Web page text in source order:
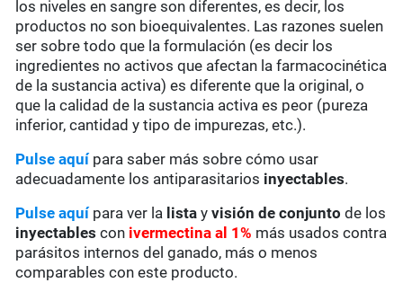
los niveles en sangre son diferentes, es decir, los
productos no son bioequivalentes. Las razones suelen
ser sobre todo que la formulación (es decir los
ingredientes no activos que afectan la farmacocinética
de la sustancia activa) es diferente que la original, o
que la calidad de la sustancia activa es peor (pureza
inferior, cantidad y tipo de impurezas, etc.).
Pulse aquípara saber más sobre cómo usar
adecuadamente los antiparasitarios inyectables.
Pulse aquí para ver la lista yvisión de conjunto de los
inyectables con ivermectina al 1% más usados contra
parásitos internos del ganado, más o menos
comparables con este producto.